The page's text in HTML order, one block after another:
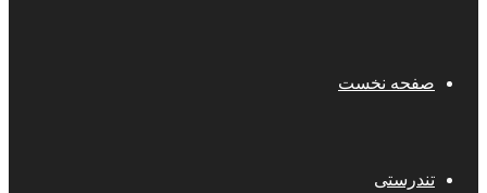
صفحه نخست
تندرستی